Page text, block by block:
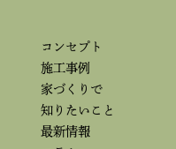
コンセプト
施工事例
家づくりで
知りたいこと
最新情報